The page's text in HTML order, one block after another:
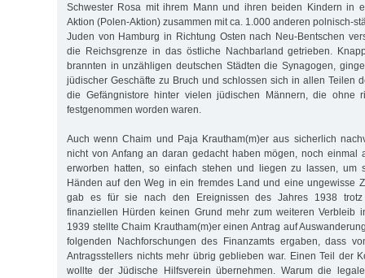
Schwester Rosa mit ihrem Mann und ihren beiden Kindern in
Aktion (Polen-Aktion) zusammen mit ca. 1.000 anderen polnisch-
Juden von Hamburg in Richtung Osten nach Neu-Bentschen
die Reichsgrenze in das östliche Nachbarland getrieben.
brannten in unzähligen deutschen Städten die Synagogen,
jüdischer Geschäfte zu Bruch und schlossen sich in allen Teilen
die Gefängnistore hinter vielen jüdischen Männern, die ohne
festgenommen worden waren.
Auch wenn Chaim und Paja Krautham(m)er aus sicherlich
nicht von Anfang an daran gedacht haben mögen, noch einmal
erworben hatten, so einfach stehen und liegen zu lassen, um
Händen auf den Weg in ein fremdes Land und eine ungewisse
gab es für sie nach den Ereignissen des Jahres 1938
finanziellen Hürden keinen Grund mehr zum weiteren Verbleib
1939 stellte Chaim Krautham(m)er einen Antrag auf
folgenden Nachforschungen des Finanzamts ergaben, dass
Antragsstellers nichts mehr übrig geblieben war. Einen Teil der
wollte der Jüdische Hilfsverein übernehmen. Warum die